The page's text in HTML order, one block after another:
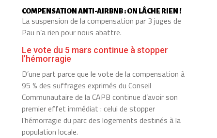
COMPENSATION ANTI-AIRBNB : ON LÂCHE RIEN !
La suspension de la compensation par 3 juges de
Pau n’a rien pour nous abattre.
Le vote du 5 mars continue à stopper
l’hémorragie
D’une part parce que le vote de la compensation à
95 % des suffrages exprimés du Conseil
Communautaire de la CAPB continue d’avoir son
premier effet immédiat : celui de stopper
l’hémorragie du parc des logements destinés à la
population locale.